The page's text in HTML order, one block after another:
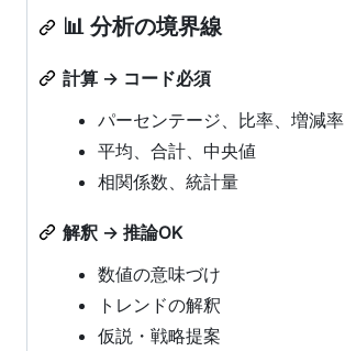
📊 分析の境界線
計算 → コード必須
パーセンテージ、比率、増減率
平均、合計、中央値
相関係数、統計量
解釈 → 推論OK
数値の意味づけ
トレンドの解釈
仮説・戦略提案